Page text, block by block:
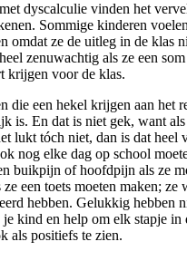
dyscalculie vinden het
Sommige kinderen
omdat ze de uitleg in de klas
zenuwachtig als ze een
krijgen voor de klas.
die een hekel krijgen aan het
is. En dat is niet gek, want als
lukt tóch niet, dan is dat heel
nog elke dag op school
buikpijn of hoofdpijn als ze
ze een toets moeten maken; ze
hebben. Gelukkig hebben
je kind en help om elk stapje
als positiefs te zien.